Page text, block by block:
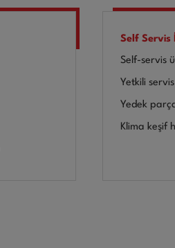
Self Servis
Self-servis
Yetkili servis
Yedek
Klima keşif